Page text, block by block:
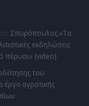
Σπυρόπουλος:«Τα
εκδηλώσεις
πέρυσι» (video)
του
έργα αγροτικής